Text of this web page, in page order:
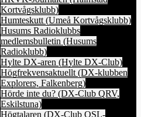
Kortvågsklubb)
Humteskutt (Umeå Kortvågsklubb)
Husums Radioklubbs
medlemsbulletin (Husums
Radioklubb)
Hylte DX-aren (Hylte DX-Club)
Högfrekvensaktuellt (DX-klubben
Explorers, Falkenberg)
Hörde inte du? (DX-Club QRV,
Eskilstuna)
Högtalaren (DX-Club QSL-